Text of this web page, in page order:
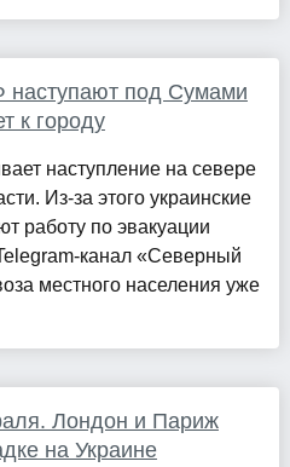
наступают под Сумами
к городу
наступление на севере
Из-за этого украинские
работу по эвакуации
канал «Северный
местного населения уже
Лондон и Париж
на Украине